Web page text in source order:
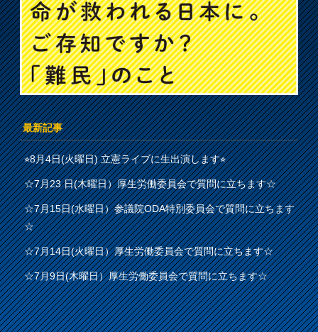
最新記事
⭐︎8月4日(火曜日) 立憲ライブに生出演します⭐︎
☆7月23 日(木曜日）厚生労働委員会で質問に立ちます☆
☆7月15日(水曜日）参議院ODA特別委員会で質問に立ちます
☆
☆7月14日(火曜日）厚生労働委員会で質問に立ちます☆
☆7月9日(木曜日）厚生労働委員会で質問に立ちます☆